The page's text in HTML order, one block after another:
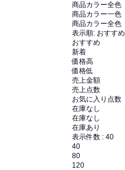
商品カラー全色
商品カラー一色
商品カラー全色
表示順: おすすめ
おすすめ
新着
価格高
価格低
売上金額
売上点数
お気に入り点数
在庫なし
在庫なし
在庫あり
表示件数 : 40
40
80
120